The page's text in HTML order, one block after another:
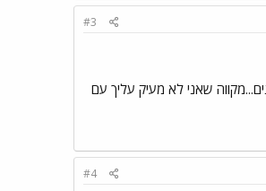
#3
ומזל הירח בדגים...מקווה שאני לא מעיק עליך עם
#4